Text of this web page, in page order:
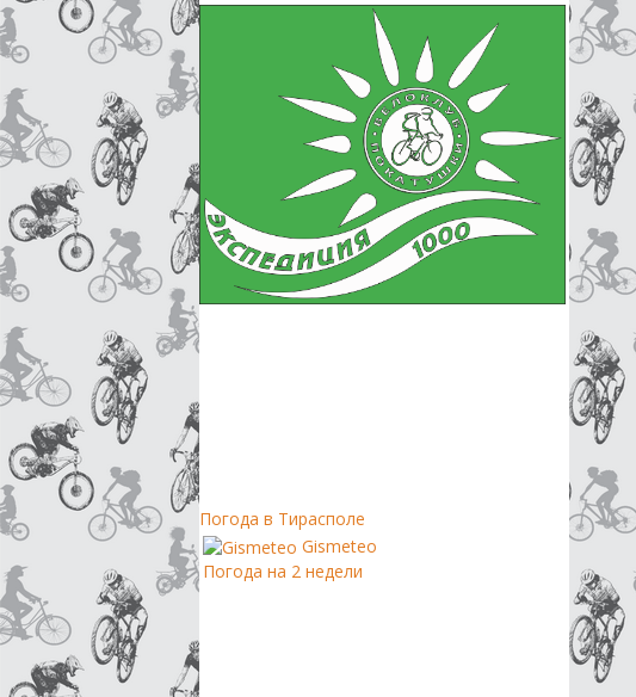
Погода в Тирасполе
Gismeteo
Погода на 2 недели